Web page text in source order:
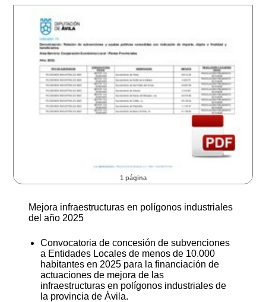
1 página
Mejora infraestructuras en polígonos industriales
del año 2025
Convocatoria de concesión de subvenciones
a Entidades Locales de menos de 10.000
habitantes en 2025 para la financiación de
actuaciones de mejora de las
infraestructuras en polígonos industriales de
la provincia de Ávila.